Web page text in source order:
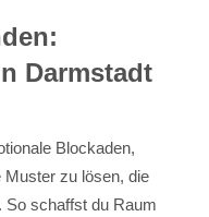
Darmstadt
Blockaden,
Muster zu lösen, die
So schaffst du Raum